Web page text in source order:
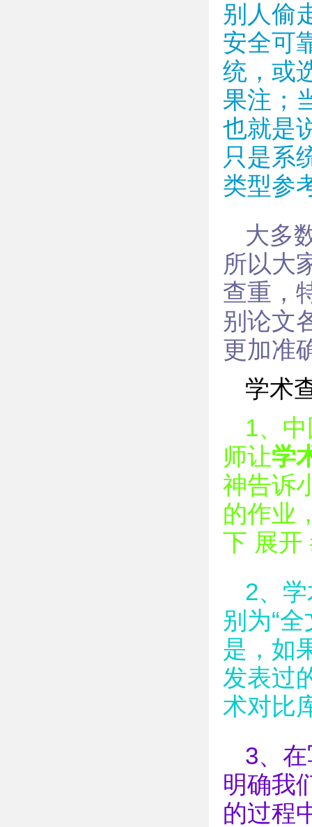
别人偷
安全可
统，或
果注；
也就是
只是系
类型参
大多
所以大
查重，
别论文
更加准
学术
1、
师让学
神告诉
的作业
下 展开
2、
别为“
是，如
发表过
术对比
3、
明确我
的过程